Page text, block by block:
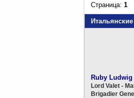
Страница:1
Ruby Ludwig
Lord Valet -
Brigadier